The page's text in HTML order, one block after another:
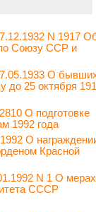
N 1917
Союзу ССР и
О
до 25 октября
О подготовке
1992 года
О
Красной
N 1 О
СССР